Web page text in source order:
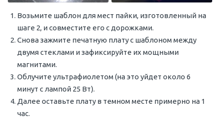
Возьмите шаблон для мест пайки, изготовленный на
шаге 2, и совместите его с дорожками.
Снова зажмите печатную плату с шаблоном между
двумя стеклами и зафиксируйте их мощными
магнитами.
Облучите ультрафиолетом (на это уйдет около 6
минут с лампой 25 Вт).
Далее оставьте плату в темном месте примерно на 1
час.